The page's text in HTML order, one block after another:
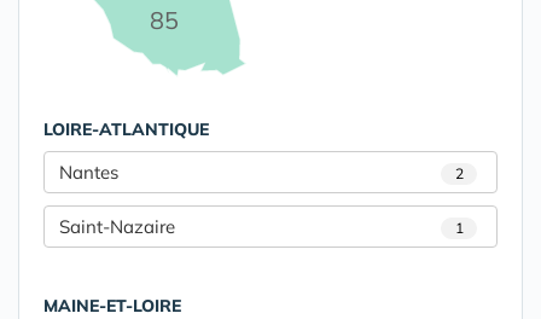
85
LOIRE-ATLANTIQUE
Nantes 2
Saint-Nazaire 1
MAINE-ET-LOIRE